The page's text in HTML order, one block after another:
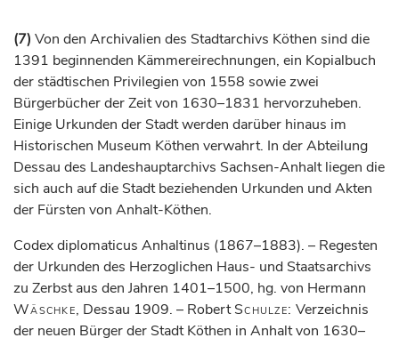
(7) Von den Archivalien des Stadtarchivs Köthen sind die
1391 beginnenden Kämmereirechnungen, ein Kopialbuch
der städtischen Privilegien von 1558 sowie zwei
Bürgerbücher der Zeit von 1630–1831 hervorzuheben.
Einige Urkunden der Stadt werden darüber hinaus im
Historischen Museum Köthen verwahrt. In der Abteilung
Dessau des Landeshauptarchivs Sachsen-Anhalt liegen die
sich auch auf die Stadt beziehenden Urkunden und Akten
der Fürsten von Anhalt-Köthen.
Codex diplomaticus Anhaltinus (1867–1883). – Regesten
der Urkunden des Herzoglichen Haus- und Staatsarchivs
zu Zerbst aus den Jahren 1401–1500, hg. von Hermann
Wäschke, Dessau 1909. – RobertSchulze: Verzeichnis
der neuen Bürger der Stadt Köthen in Anhalt von 1630–